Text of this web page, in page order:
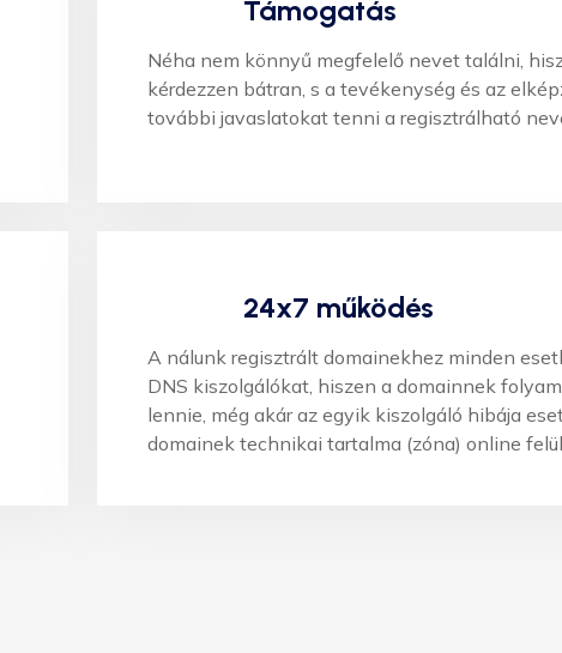
Támogatás
Néha nem könnyű megfelelő nevet találni,
kérdezzen bátran, s a tevékenység és az
további javaslatokat tenni a regisztrálható
24x7 működés
A nálunk regisztrált domainekhez minden
DNS kiszolgálókat, hiszen a domainnek
lennie, még akár az egyik kiszolgáló hibája
domainek technikai tartalma (zóna) online